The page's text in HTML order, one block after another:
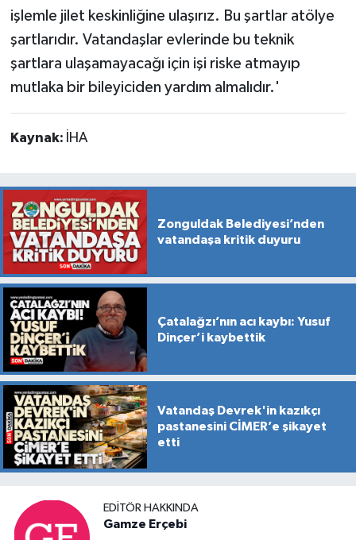
işlemle jilet keskinliğine ulaşırız. Bu şartlar atölye
şartlarıdır. Vatandaşlar evlerinde bu teknik
şartlara ulaşamayacağı için işi riske atmayıp
mutlaka bir bileyiciden yardım almalıdır.'
Kaynak: İHA
Zonguldak Belediyesi’nden
vatandaşa kritik duyuru
Çatalağzı’nın acı kaybı: Yusuf
Dinçer’i kaybettik
Vatandaş Devrek'in kazıkçı
pastanesini CİMER’e şikayet
etti
EDITÖR HAKKINDA
Gamze Erçebi